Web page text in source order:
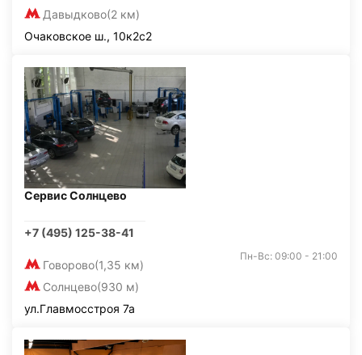
Давыдково(2 км)
Очаковское ш., 10к2с2
Сервис Солнцево
+7 (495) 125-38-41
Говорово(1,35 км)
Солнцево(930 м)
Пн-Вс: 09:00 - 21:00
ул.Главмосстроя 7а